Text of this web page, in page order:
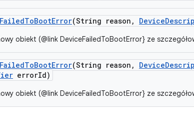
FailedToBootError(String reason , Device
obiekt (@link DeviceFailedToBootError} ze
FailedToBootError(String reason , Device
errorId)
obiekt (@link DeviceFailedToBootError} ze